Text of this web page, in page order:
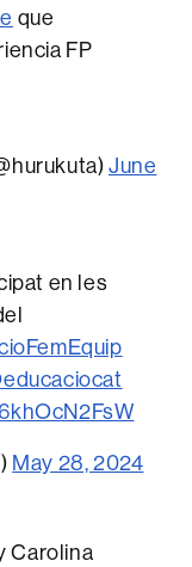
que
FP
June
en les
May 28, 2024
Carolina